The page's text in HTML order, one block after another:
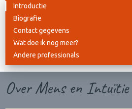
Introductie
Biografie
Contact gegevens
Wat doe ik nog meer?
Andere professionals
Over Mens en Intuïtie